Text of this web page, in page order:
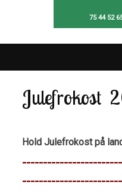
75 44 52
Julefrokost
Hold Julefrokost på